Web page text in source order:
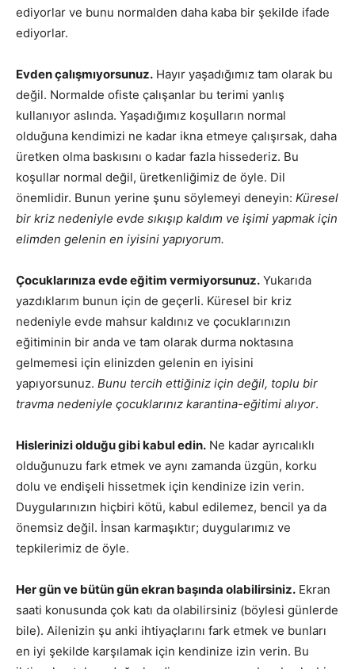
ediyorlar ve bunu normalden daha kaba bir şekilde ifade
ediyorlar.
Evden çalışmıyorsunuz. Hayır yaşadığımız tam olarak bu
değil. Normalde ofiste çalışanlar bu terimi yanlış
kullanıyor aslında. Yaşadığımız koşulların normal
olduğuna kendimizi ne kadar ikna etmeye çalışırsak, daha
üretken olma baskısını o kadar fazla hissederiz. Bu
koşullar normal değil, üretkenliğimiz de öyle. Dil
önemlidir. Bunun yerine şunu söylemeyi deneyin: Küresel
bir kriz nedeniyle evde sıkışıp kaldım ve işimi yapmak için
elimden gelenin en iyisini yapıyorum.
Çocuklarınıza evde eğitim vermiyorsunuz. Yukarıda
yazdıklarım bunun için de geçerli. Küresel bir kriz
nedeniyle evde mahsur kaldınız ve çocuklarınızın
eğitiminin bir anda ve tam olarak durma noktasına
gelmemesi için elinizden gelenin en iyisini
yapıyorsunuz. Bunu tercih ettiğiniz için değil, toplu bir
travma nedeniyle çocuklarınız karantina-eğitimi alıyor.
Hislerinizi olduğu gibi kabul edin. Ne kadar ayrıcalıklı
olduğunuzu fark etmek ve aynı zamanda üzgün, korku
dolu ve endişeli hissetmek için kendinize izin verin.
Duygularınızın hiçbiri kötü, kabul edilemez, bencil ya da
önemsiz değil. İnsan karmaşıktır; duygularımız ve
tepkilerimiz de öyle.
Her gün ve bütün gün ekran başında olabilirsiniz. Ekran
saati konusunda çok katı da olabilirsiniz (böylesi günlerde
bile). Ailenizin şu anki ihtiyaçlarını fark etmek ve bunları
en iyi şekilde karşılamak için kendinize izin verin. Bu